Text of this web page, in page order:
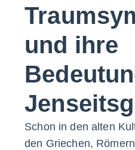
und ihre
Schon in den alten
den Griechen,